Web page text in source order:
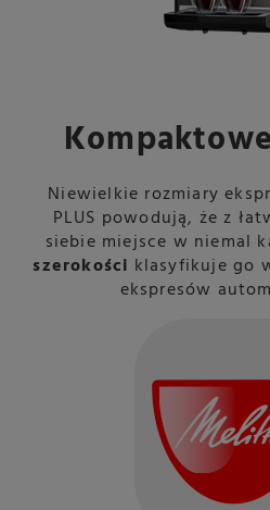
Niewielkie rozmiary
PLUS powodują, że z
siebie miejsce w niemal
szerokości klasyfikuje go
ekspresów